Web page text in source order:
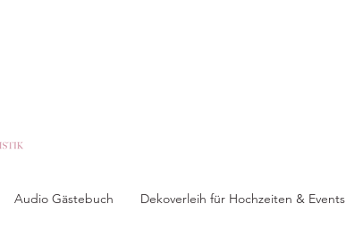
Audio Gästebuch Dekoverleih für Hochzeiten & Events